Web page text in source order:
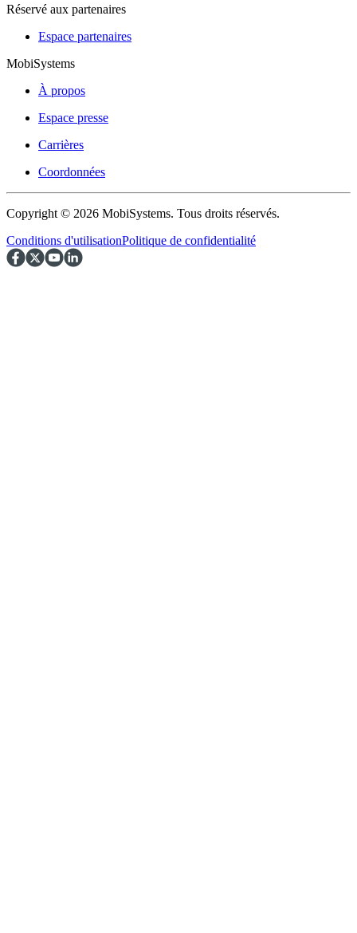
Réservé aux partenaires
Espace partenaires
MobiSystems
À propos
Espace presse
Carrières
Coordonnées
Copyright © 2026 MobiSystems. Tous droits réservés.
Conditions d'utilisationPolitique de confidentialité